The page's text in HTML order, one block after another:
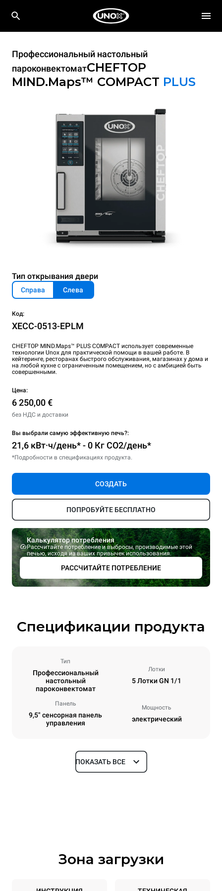
Профессиональный настольный
пароконвектоматCHEFTOP
MIND.Maps™ COMPACT PLUS
Тип открывания двери
Справа Слева
Код:
XECC-0513-EPLM
CHEFTOP MIND.Maps™ PLUS COMPACT использует современные
технологии Unox для практической помощи в вашей работе. В
кейтеринге, ресторанах быстрого обслуживания, магазинах у дома и
на любой кухне с ограниченным помещением, но c амбицией быть
совершенными.
Цена:
6 250,00 €
без НДС и доставки
Вы выбрали самую эффективную печь?:
21,6 кВт·ч/день* - 0 Кг CO2/день*
*Подробности в спецификациях продукта.
СОЗДАТЬ
ПОПРОБУЙТЕ БЕСПЛАТНО
Калькулятор потребления
Рассчитайте потребление и выбросы, производимые этой
печью, исходя из ваших привычек использования.
РАССЧИТАЙТЕ ПОТРЕБЛЕНИЕ
Спецификации продукта
Тип
Профессиональный
настольный
пароконвектомат
Лотки
5 Лотки GN 1/1
Панель
9,5" сенсорная панель
управления
Мощность
электрический
Размеры
Спецификации противней
5 GN 1/1
ПОКАЗАТЬ ВСЕ
Зона загрузки